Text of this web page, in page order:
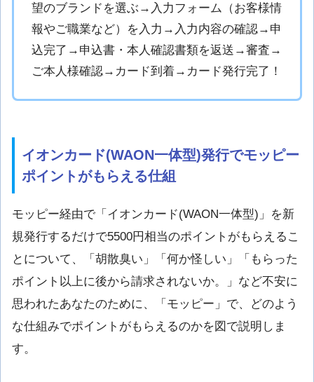
望のブランドを選ぶ→入力フォーム（お客様情
報やご職業など）を入力→入力内容の確認→申
込完了→申込書・本人確認書類を返送→審査→
ご本人様確認→カード到着→カード発行完了！
イオンカード(WAON一体型)発行でモッピー
ポイントがもらえる仕組
モッピー経由で「イオンカード(WAON一体型)」を新
規発行するだけで5500円相当のポイントがもらえるこ
とについて、「胡散臭い」「何か怪しい」「もらった
ポイント以上に後から請求されないか。」など不安に
思われたあなたのために、「モッピー」で、どのよう
な仕組みでポイントがもらえるのかを図で説明しま
す。